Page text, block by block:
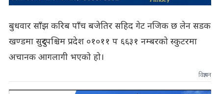
बुधवार साँझ करिब पाँच बजेतिर सहिद गेट नजिक छ लेन सडक
खण्डमा सुदुरपश्चिम प्रदेश ०१०११ प ६६३१ नम्बरको स्कुटरमा
अचानक आगलागी भएको हो।
विज्ञापन